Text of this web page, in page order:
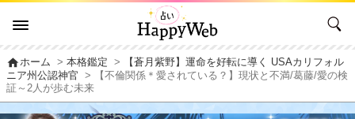
homeホーム >本格鑑定 >
【蒼月紫野】運命を好転に導く USAカリフォル
ニア州公認神官
> 【不倫関係＊愛されている？】現状と不満/葛藤/愛の検
証～2人が歩む未来